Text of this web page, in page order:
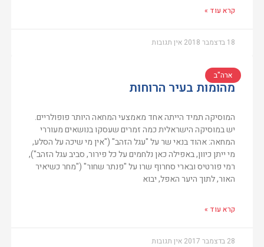
קרא עוד »
18 בדצמבר 2018 אין תגובות
ארה"ב
מהומות בעיר הרוחות
המוסיקה תמיד הייתה אחד מאמצעי המחאה היותר פופולריים.
יש במוסיקה הישראלית כמה זמרים שעסקו בנושאים מעוררי
המחאה: אהוד בנאי שר על "עגל הזהב" ("אין מי שיכה על הסלע,
מי ייתן כיוון, באפילה כאן נלחמים על כל פירור, סביב עגל הזהב"),
רמי פורטיס ובארי סחרוף שרו על "פנתר שחור" ("מחר כשיאיר
האור, לתוך היער האפל, יבוא
קרא עוד »
28 בדצמבר 2017 אין תגובות